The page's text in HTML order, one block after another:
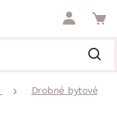
Drobné bytové